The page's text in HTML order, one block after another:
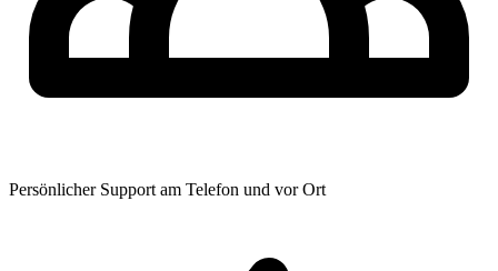
Persönlicher Support am Telefon und vor Ort